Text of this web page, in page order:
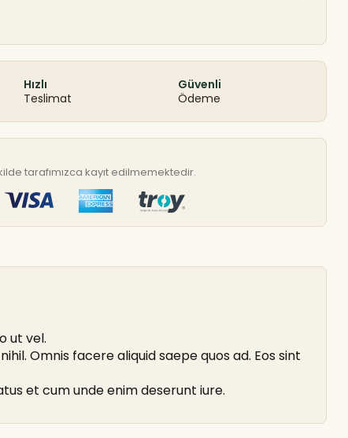
Hızlı
Teslimat
Güvenli
Ödeme
tarafımızca kayıt edilmemektedir.
ut vel.
Omnis facere aliquid saepe quos ad. Eos sint
et cum unde enim deserunt iure.